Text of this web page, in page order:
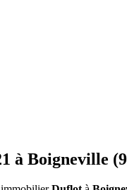
à Boigneville